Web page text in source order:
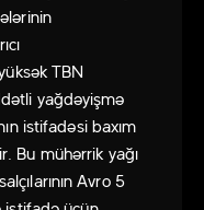
TBN
yağdəyişmə
istifadəsi baxım
Bu mühərrik yağı
Avro 5